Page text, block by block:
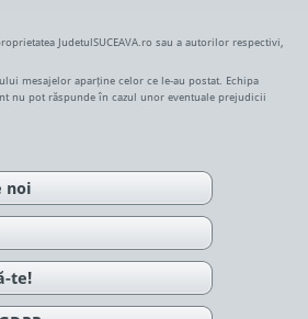
JudetulSUCEAVA.ro sau a autorilor respectivi,
mesajelor aparține celor ce le-au postat. Echipa
nu pot răspunde în cazul unor eventuale prejudicii
noi
te!